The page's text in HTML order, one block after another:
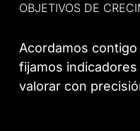
OBJETIVOS DE
Acordamos
fijamos
valorar con